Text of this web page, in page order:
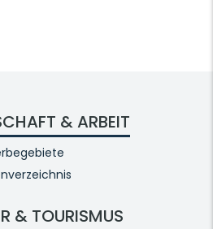
& ARBEIT
& TOURISMUS